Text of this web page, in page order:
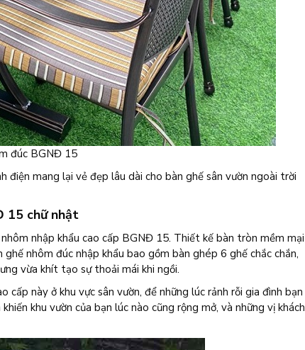
đúc BGNĐ 15
mang lại vẻ đẹp lâu dài cho bàn ghế sân vườn ngoài trời
15 chữ nhật
nhập khẩu cao cấp BGNĐ 15. Thiết kế bàn tròn mềm mại
nhôm đúc nhập khẩu bao gồm bàn ghép 6 ghế chắc chắn,
vừa khít tạo sự thoải mái khi ngồi.
này ở khu vực sân vườn, để những lúc rảnh rỗi gia đình bạn
khu vườn của bạn lúc nào cũng rộng mở, và những vị khách